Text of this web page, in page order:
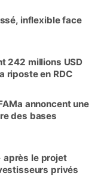
inflexible face
242 millions USD
riposte en RDC
annoncent une
des bases
après le projet
privés